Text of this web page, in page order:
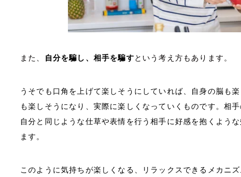
また、 自分を騙し、相手を騙すという考え方もあります。
うそでも口角を上げて楽しそうにしていれば、自身の脳も
も楽しそうになり、実際に楽しくなっていくものです。相
自分と同じような仕草や表情を行う相手に好感を抱くよう
ます。
このように気持ちが楽しくなる、リラックスできるメカニ